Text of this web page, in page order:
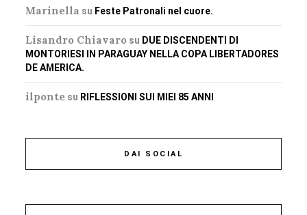
Marinella su Feste Patronali nel cuore.
Lisandro Chiavaro su DUE DISCENDENTI DI
MONTORIESI IN PARAGUAY NELLA COPA LIBERTADORES
DE AMERICA.
ilponte su RIFLESSIONI SUI MIEI 85 ANNI
DAI SOCIAL